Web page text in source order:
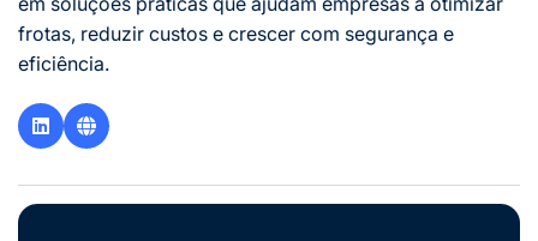
frotas, reduzir custos e crescer com segurança e
eficiência.